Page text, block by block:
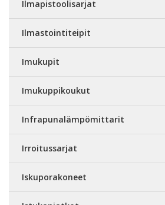
Ilmapistoolisarjat
Ilmastointiteipit
Imukupit
Imukuppikoukut
Infrapunalämpömittarit
Irroitussarjat
Iskuporakoneet